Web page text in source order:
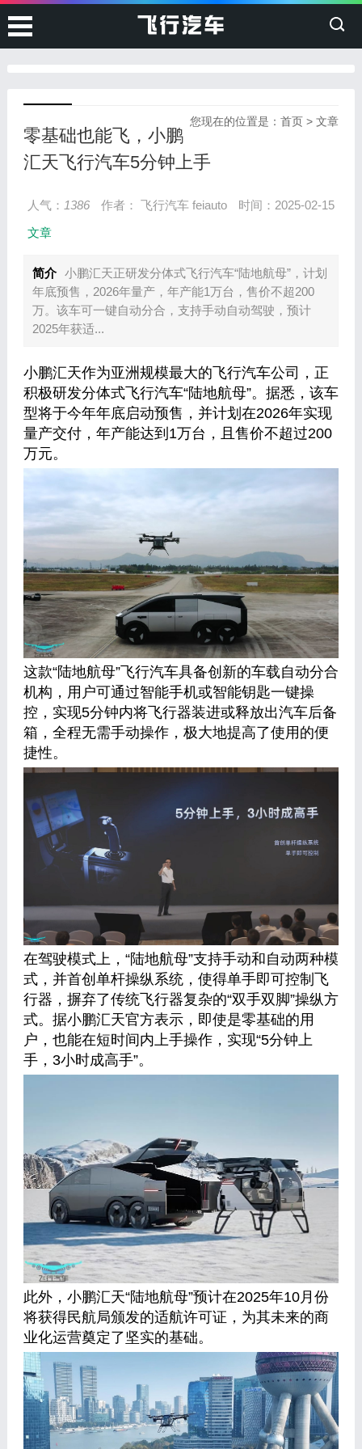
您现在的位置是：首页 >文章
零基础也能飞，小鹏
汇天飞行汽车5分钟上手
人气： 1386 作者： 飞行汽车 feiauto
时间：2025-02-15
文章
简介 小鹏汇天正研发分体式飞行汽车“陆地航母”，计划
年底预售，2026年量产，年产能1万台，售价不超200
万。该车可一键自动分合，支持手动自动驾驶，预计
2025年获适...
小鹏汇天作为亚洲规模最大的飞行汽车公司，正
积极研发分体式飞行汽车“陆地航母”。据悉，该车
型将于今年年底启动预售，并计划在2026年实现
量产交付，年产能达到1万台，且售价不超过200
万元。
这款“陆地航母”飞行汽车具备创新的车载自动分合
机构，用户可通过智能手机或智能钥匙一键操
控，实现5分钟内将飞行器装进或释放出汽车后备
箱，全程无需手动操作，极大地提高了使用的便
捷性。
在驾驶模式上，“陆地航母”支持手动和自动两种模
式，并首创单杆操纵系统，使得单手即可控制飞
行器，摒弃了传统飞行器复杂的“双手双脚”操纵方
式。据小鹏汇天官方表示，即使是零基础的用
户，也能在短时间内上手操作，实现“5分钟上
手，3小时成高手”。
此外，小鹏汇天“陆地航母”预计在2025年10月份
将获得民航局颁发的适航许可证，为其未来的商
业化运营奠定了坚实的基础。